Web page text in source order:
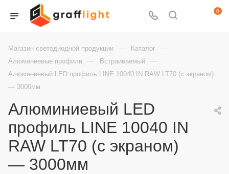
0
Магазин светодиодной продукции — Каталог —
Алюминиевые профили — Встраиваемый —
Алюминиевый LED профиль LINE 10040 IN RAW LT70 (с экраном)
— 3000мм
Алюминиевый LED
профиль LINE 10040 IN
RAW LT70 (с экраном)
— 3000мм